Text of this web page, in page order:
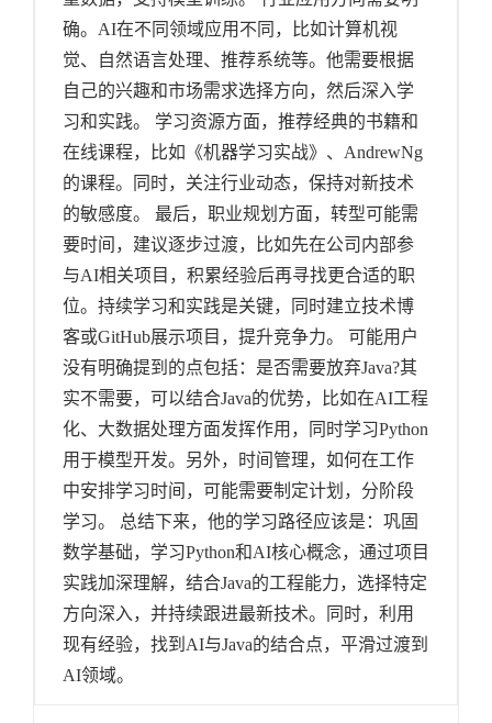
确。AI在不同领域应用不同，比如计算机视
觉、自然语言处理、推荐系统等。他需要根据
自己的兴趣和市场需求选择方向，然后深入学
习和实践。 学习资源方面，推荐经典的书籍和
在线课程，比如《机器学习实战》、AndrewNg
的课程。同时，关注行业动态，保持对新技术
的敏感度。 最后，职业规划方面，转型可能需
要时间，建议逐步过渡，比如先在公司内部参
与AI相关项目，积累经验后再寻找更合适的职
位。持续学习和实践是关键，同时建立技术博
客或GitHub展示项目，提升竞争力。 可能用户
没有明确提到的点包括：是否需要放弃Java?其
实不需要，可以结合Java的优势，比如在AI工程
化、大数据处理方面发挥作用，同时学习Python
用于模型开发。另外，时间管理，如何在工作
中安排学习时间，可能需要制定计划，分阶段
学习。 总结下来，他的学习路径应该是：巩固
数学基础，学习Python和AI核心概念，通过项目
实践加深理解，结合Java的工程能力，选择特定
方向深入，并持续跟进最新技术。同时，利用
现有经验，找到AI与Java的结合点，平滑过渡到
AI领域。